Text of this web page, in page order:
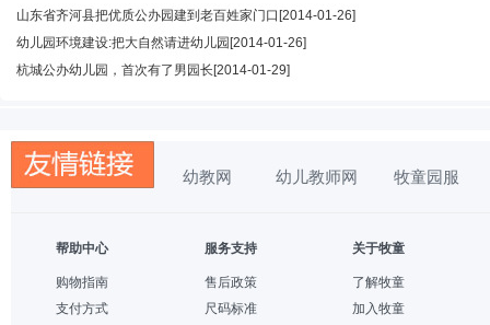
山东省齐河县把优质公办园建到老百姓家门口 [2014-01-26]
幼儿园环境建设:把大自然请进幼儿园 [2014-01-26]
杭城公办幼儿园，首次有了男园长 [2014-01-29]
幼教网 幼儿教师网 牧童园服
帮助中心
购物指南
支付方式
服务支持
售后政策
尺码标准
关于牧童
了解牧童
加入牧童